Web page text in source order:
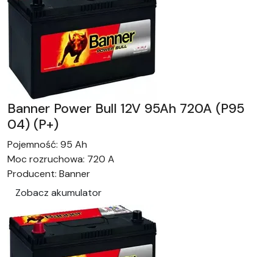
Banner Power Bull 12V 95Ah 720A (P95
04) (P+)
Pojemność: 95 Ah
Moc rozruchowa: 720 A
Producent: Banner
Zobacz akumulator